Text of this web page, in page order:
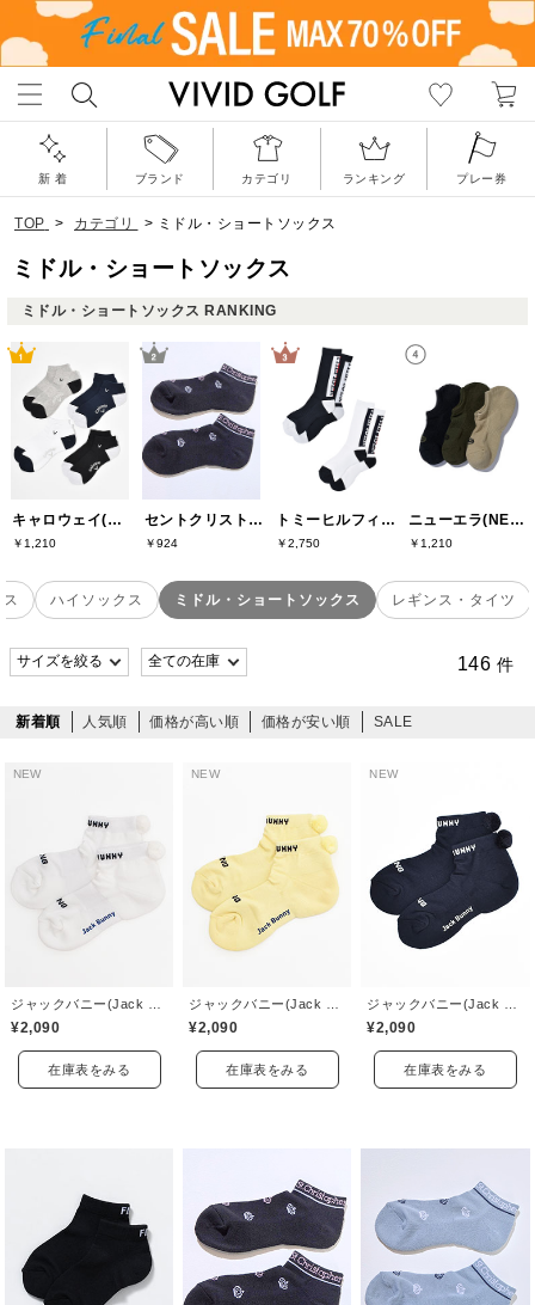
新 着 ブランド カテゴリ ランキング プレー券
TOP > カテゴリ > ミドル・ショートソックス
ミドル・ショートソックス
ミドル・ショートソックス RANKING
キャロウェイ(Callaway)
￥1,210
セントクリストファーゴルフ(St.ChristopherGolf)
￥924
トミーヒルフィガーゴルフ(TOMMY HILFIGER GOLF)
￥2,750
ニューエラ(NEW ERA)
￥1,210
ハイソックス ミドル・ショートソックス レギンス・タイツ
146 件
新着順 人気順 価格が高い順 価格が安い順 SALE
NEW
¥2,090
在庫表をみる
NEW
¥2,090
在庫表をみる
NEW
¥2,090
在庫表をみる